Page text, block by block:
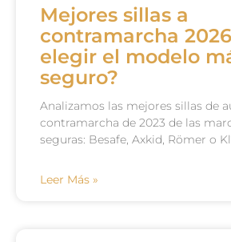
Mejores sillas a
contramarcha
elegir el modelo
seguro?
Analizamos las mejores sillas de
contramarcha de 2023 de las
seguras: Besafe, Axkid, Römer o
Leer Más »